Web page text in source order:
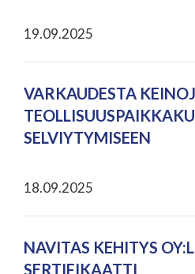
19.09.2025
VARKAUDESTA
SELVIYTYMISEEN
18.09.2025
NAVITAS KEHITYS
SERTIFIKAATTI